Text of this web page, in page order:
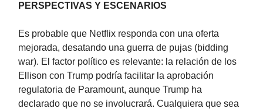
PERSPECTIVAS Y ESCENARIOS
Es probable que Netflix responda con una oferta
mejorada, desatando una guerra de pujas (bidding
war). El factor político es relevante: la relación de los
Ellison con Trump podría facilitar la aprobación
regulatoria de Paramount, aunque Trump ha
declarado que no se involucrará. Cualquiera que sea